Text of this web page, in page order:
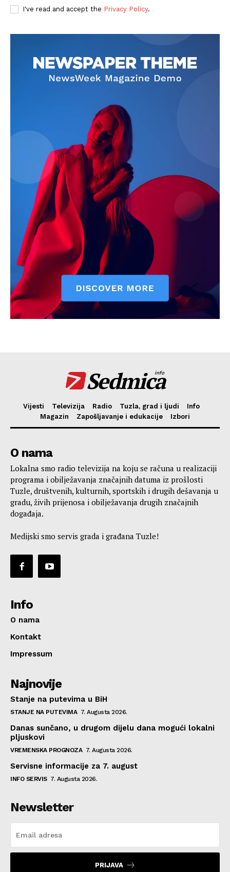
I've read and accept the Privacy Policy.
Sedmica
info
Vijesti Televizija Radio Tuzla, grad i ljudi
Info
Magazin
Zapošljavanje i edukacije Izbori
O nama
Lokalna smo radio televizija na koju se računa u realizaciji
programa i obilježavanja značajnih datuma iz prošlosti
Tuzle, društvenih, kulturnih, sportskih i drugih dešavanja u
gradu, živih prijenosa i obilježavanja drugih značajnih
događaja.
Medijski smo servis grada i građana Tuzle!
Info
O nama
Kontakt
Impressum
Najnovije
Stanje na putevima u BiH
STANJE NA PUTEVIMA 7. Augusta 2026.
Danas sunčano, u drugom dijelu dana mogući lokalni
pljuskovi
VREMENSKA PROGNOZA 7. Augusta 2026.
Servisne informacije za 7. august
INFO SERVIS 7. Augusta 2026.
Newsletter
PRIJAVA